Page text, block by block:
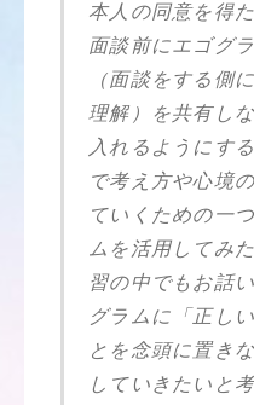
本人の同意を得
面談前にエゴグ
（面談をする側
理解）を共有し
入れるようにす
で考え方や心境
ていくための一
ムを活用してみ
習の中でもお話
グラムに「正し
とを念頭に置き
していきたいと